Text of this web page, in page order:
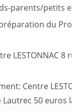
parents/petits
du
LESTONNAC 8
Centre
Lautrec 50 euros